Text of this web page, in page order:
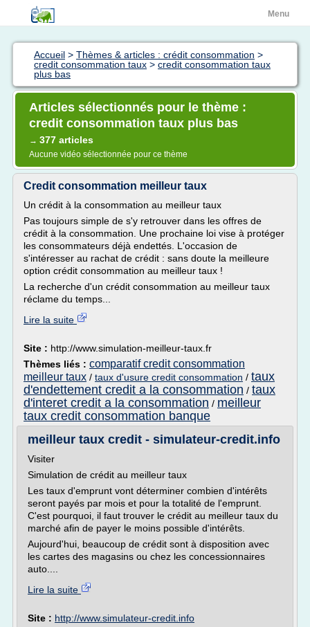
Menu
Accueil > Thèmes & articles : crédit consommation >
credit consommation taux > credit consommation taux
plus bas
Articles sélectionnés pour le thème :
credit consommation taux plus bas
→ 377 articles
Aucune vidéo sélectionnée pour ce thème
Credit consommation meilleur taux
Un crédit à la consommation au meilleur taux
Pas toujours simple de s'y retrouver dans les offres de
crédit à la consommation. Une prochaine loi vise à protéger
les consommateurs déjà endettés. L'occasion de
s'intéresser au rachat de crédit : sans doute la meilleure
option crédit consommation au meilleur taux !
La recherche d'un crédit consommation au meilleur taux
réclame du temps...
Lire la suite
Site : http://www.simulation-meilleur-taux.fr
Thèmes liés : comparatif credit consommation
meilleur taux / taux d'usure credit consommation / taux
d'endettement credit a la consommation / taux
d'interet credit a la consommation / meilleur
taux credit consommation banque
meilleur taux credit - simulateur-credit.info
Visiter
Simulation de crédit au meilleur taux
Les taux d'emprunt vont déterminer combien d'intérêts
seront payés par mois et pour la totalité de l'emprunt.
C'est pourquoi, il faut trouver le crédit au meilleur taux du
marché afin de payer le moins possible d'intérêts.
Aujourd'hui, beaucoup de crédit sont à disposition avec
les cartes des magasins ou chez les concessionnaires
auto....
Lire la suite
Site : http://www.simulateur-credit.info